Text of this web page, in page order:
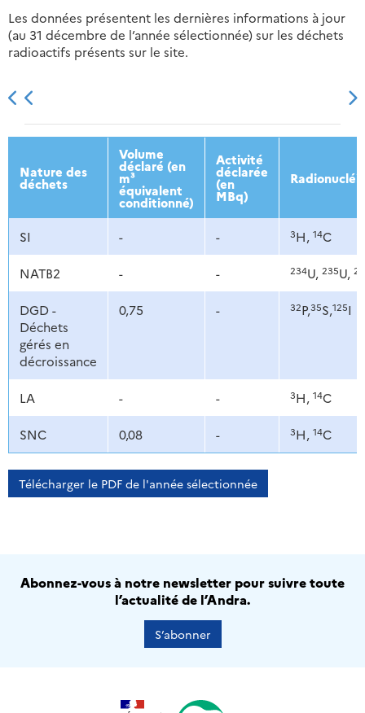
Les données présentent les dernières informations à jour
(au 31 décembre de l’année sélectionnée) sur les déchets
radioactifs présents sur le site.
2013 2014 2015 2016
Nature des
déchets
Volume
déclaré (en
m³
équivalent
conditionné)
Activité
déclarée
(en
MBq)
SI - - 3H, 14C
NATB2 - - 234U, 235U,
DGD -
Déchets
gérés en
décroissance
0,75 - 32P,35S,125I
LA - - 3H, 14C
SNC 0,08 - 3H, 14C
Télécharger le PDF de l'année sélectionnée
Abonnez-vous à notre newsletter pour suivre toute
l’actualité de l’Andra.
S’abonner